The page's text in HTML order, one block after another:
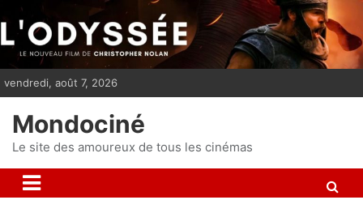
i
p
n
vendredi, août 7, 2026
Mondociné
Le site des amoureux de tous les cinémas